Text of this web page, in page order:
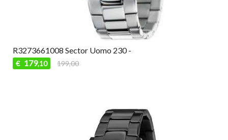
R3273661008 Sector Uomo 230 -
€ 179,10 199,00